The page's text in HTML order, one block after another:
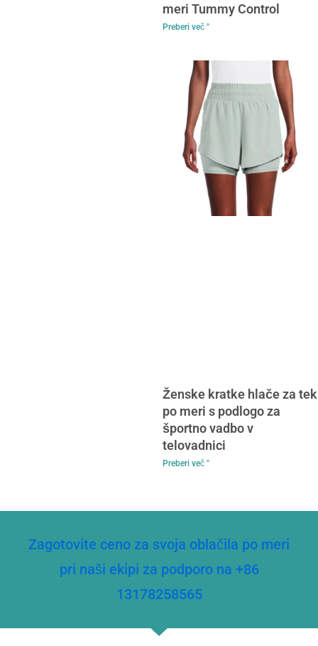
meri Tummy Control
Preberi več "
Ženske kratke hlače za tek
po meri s podlogo za
športno vadbo v
telovadnici
Preberi več "
Zagotovite ceno za svoja oblačila po meri
pri naši ekipi za podporo na +86
13178258565